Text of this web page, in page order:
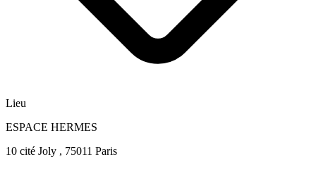
Lieu
ESPACE HERMES
10 cité Joly , 75011 Paris